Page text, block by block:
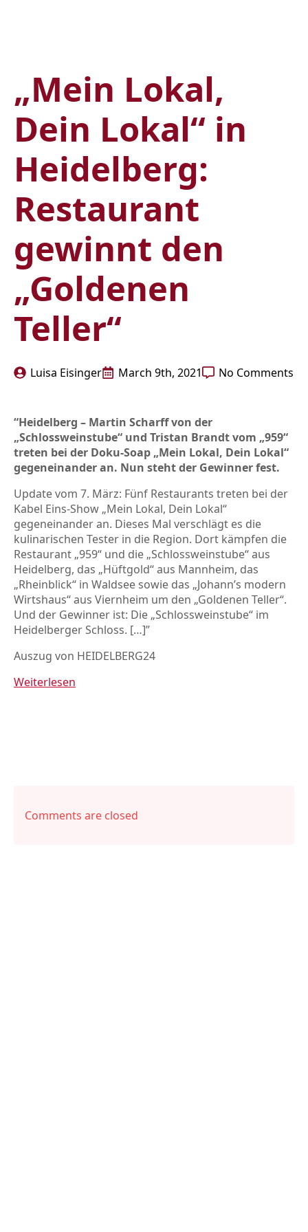
„Mein Lokal,
Dein Lokal“ in
Heidelberg:
Restaurant
gewinnt den
„Goldenen
Teller“
Luisa Eisinger March 9th, 2021 No Comments
“Heidelberg – Martin Scharff von der
„Schlossweinstube“ und Tristan Brandt vom „959“
treten bei der Doku-Soap „Mein Lokal, Dein Lokal“
gegeneinander an. Nun steht der Gewinner fest.
Update vom 7. März: Fünf Restaurants treten bei der
Kabel Eins-Show „Mein Lokal, Dein Lokal“
gegeneinander an. Dieses Mal verschlägt es die
kulinarischen Tester in die Region. Dort kämpfen die
Restaurant „959“ und die „Schlossweinstube“ aus
Heidelberg, das „Hüftgold“ aus Mannheim, das
„Rheinblick“ in Waldsee sowie das „Johann’s modern
Wirtshaus“ aus Viernheim um den „Goldenen Teller“.
Und der Gewinner ist: Die „Schlossweinstube“ im
Heidelberger Schloss. […]”
Auszug von HEIDELBERG24
Weiterlesen
Comments are closed